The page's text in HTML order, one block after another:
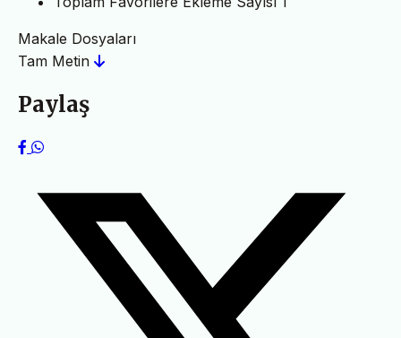
Makale Dosyaları
Tam Metin
Paylaş